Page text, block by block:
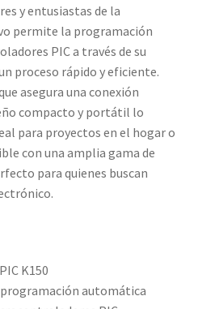
y entusiastas de la
permite la programación
PIC a través de su
proceso rápido y eficiente.
asegura una conexión
compacto y portátil lo
para proyectos en el hogar o
con una amplia gama de
para quienes buscan
K150
programación automática